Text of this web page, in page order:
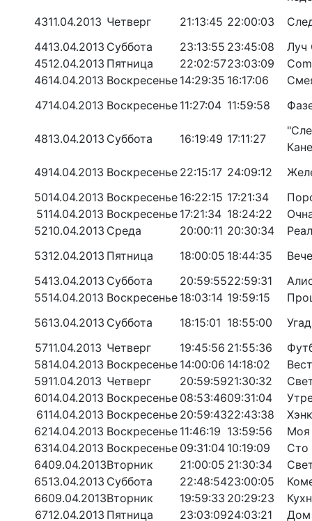
4311.04.2013 Четверг 21:13:45 22:00:03
4413.04.2013 Суббота 23:13:55 23:45:08
Луч
4512.04.2013 Пятница 22:02:5723:03:09
4614.04.2013 Воскресенье 14:29:35 16:17:06
4714.04.2013 Воскресенье 11:27:04 11:59:58
4813.04.2013 Суббота 16:19:49 17:11:27
4914.04.2013 Воскресенье 22:15:17 24:09:12
5014.04.2013 Воскресенье 16:22:15 17:21:34
5114.04.2013 Воскресенье 17:21:34 18:24:22
5210.04.2013 Среда 20:00:11 20:30:34
5312.04.2013 Пятница 18:00:05 18:44:35
5413.04.2013 Суббота 20:59:5522:59:31
5514.04.2013 Воскресенье 18:03:14 19:59:15
5613.04.2013 Суббота 18:15:01 18:55:00
5711.04.2013 Четверг 19:45:56 21:55:36
5814.04.2013 Воскресенье 14:00:06 14:18:02
5911.04.2013 Четверг 20:59:5921:30:32
6014.04.2013 Воскресенье 08:53:4609:31:04
6114.04.2013 Воскресенье 20:59:4322:43:38
6214.04.2013 Воскресенье 11:46:19 13:59:56
Моя
6314.04.2013 Воскресенье 09:31:04 10:19:09
Сто
6409.04.2013Вторник 21:00:05 21:30:34
6513.04.2013 Суббота 22:48:5423:00:05
6609.04.2013Вторник 19:59:33 20:29:23
6712.04.2013 Пятница 23:03:0924:03:21
Дом